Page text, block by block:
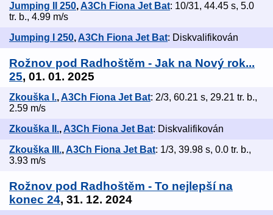
Jumping II 250,A3Ch Fiona Jet Bat: 10/31, 44.45 s, 5.0
tr. b., 4.99 m/s
Jumping I 250, A3Ch Fiona Jet Bat: Diskvalifikován
Rožnov pod Radhoštěm - Jak na Nový rok...
25, 01. 01. 2025
Zkouška I.,A3Ch Fiona Jet Bat: 2/3, 60.21 s, 29.21 tr. b.,
2.59 m/s
Zkouška II., A3Ch Fiona Jet Bat: Diskvalifikován
Zkouška III.,A3Ch Fiona Jet Bat: 1/3, 39.98 s, 0.0 tr. b.,
3.93 m/s
Rožnov pod Radhoštěm - To nejlepší na
konec 24, 31. 12. 2024